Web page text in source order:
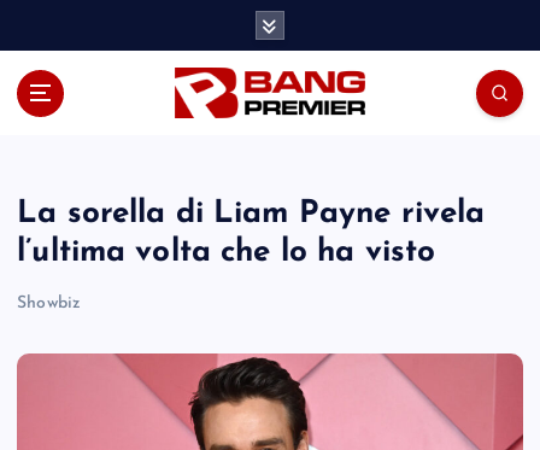
La sorella di Liam Payne rivela
l’ultima volta che lo ha visto
Showbiz